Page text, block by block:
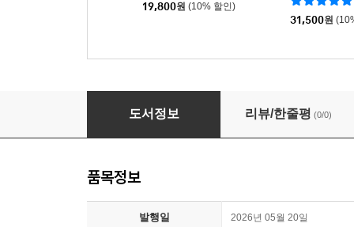
19,800원 (10% 할인)
31,500원
영혼까지 웃게 한 치과의사 뉴스마
도서정보 리뷰/한줄평 (0/0)
품목정보
발행일 2026년 05월 20일